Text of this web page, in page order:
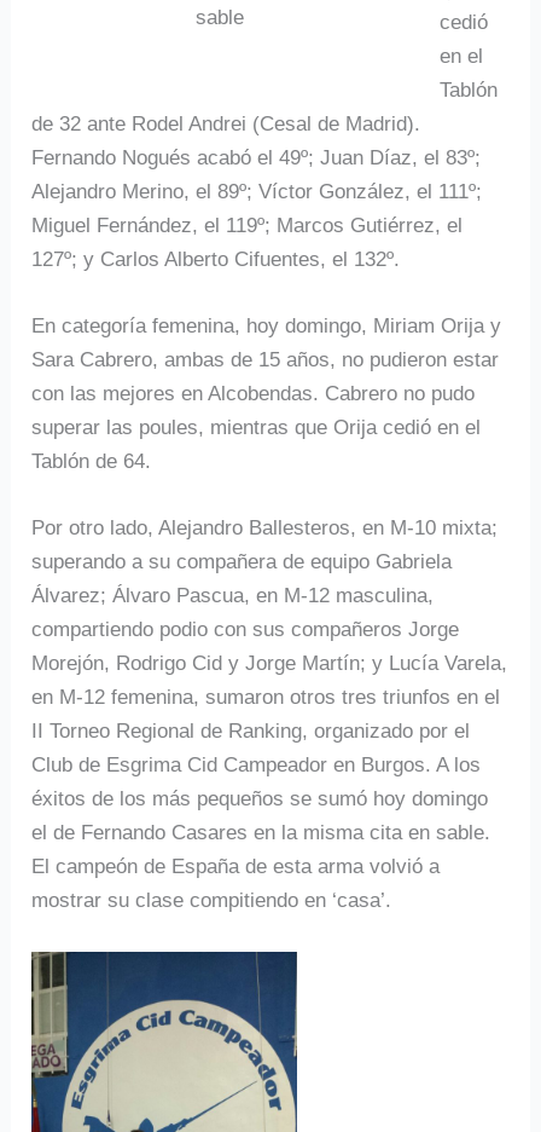
sable
cedió
en el
Tablón
de 32 ante Rodel Andrei (Cesal de Madrid).
Fernando Nogués acabó el 49º; Juan Díaz, el 83º;
Alejandro Merino, el 89º; Víctor González, el 111º;
Miguel Fernández, el 119º; Marcos Gutiérrez, el
127º; y Carlos Alberto Cifuentes, el 132º.
En categoría femenina, hoy domingo, Miriam Orija y
Sara Cabrero, ambas de 15 años, no pudieron estar
con las mejores en Alcobendas. Cabrero no pudo
superar las poules, mientras que Orija cedió en el
Tablón de 64.
Por otro lado, Alejandro Ballesteros, en M-10 mixta;
superando a su compañera de equipo Gabriela
Álvarez; Álvaro Pascua, en M-12 masculina,
compartiendo podio con sus compañeros Jorge
Morejón, Rodrigo Cid y Jorge Martín; y Lucía Varela,
en M-12 femenina, sumaron otros tres triunfos en el
II Torneo Regional de Ranking, organizado por el
Club de Esgrima Cid Campeador en Burgos. A los
éxitos de los más pequeños se sumó hoy domingo
el de Fernando Casares en la misma cita en sable.
El campeón de España de esta arma volvió a
mostrar su clase compitiendo en ‘casa’.